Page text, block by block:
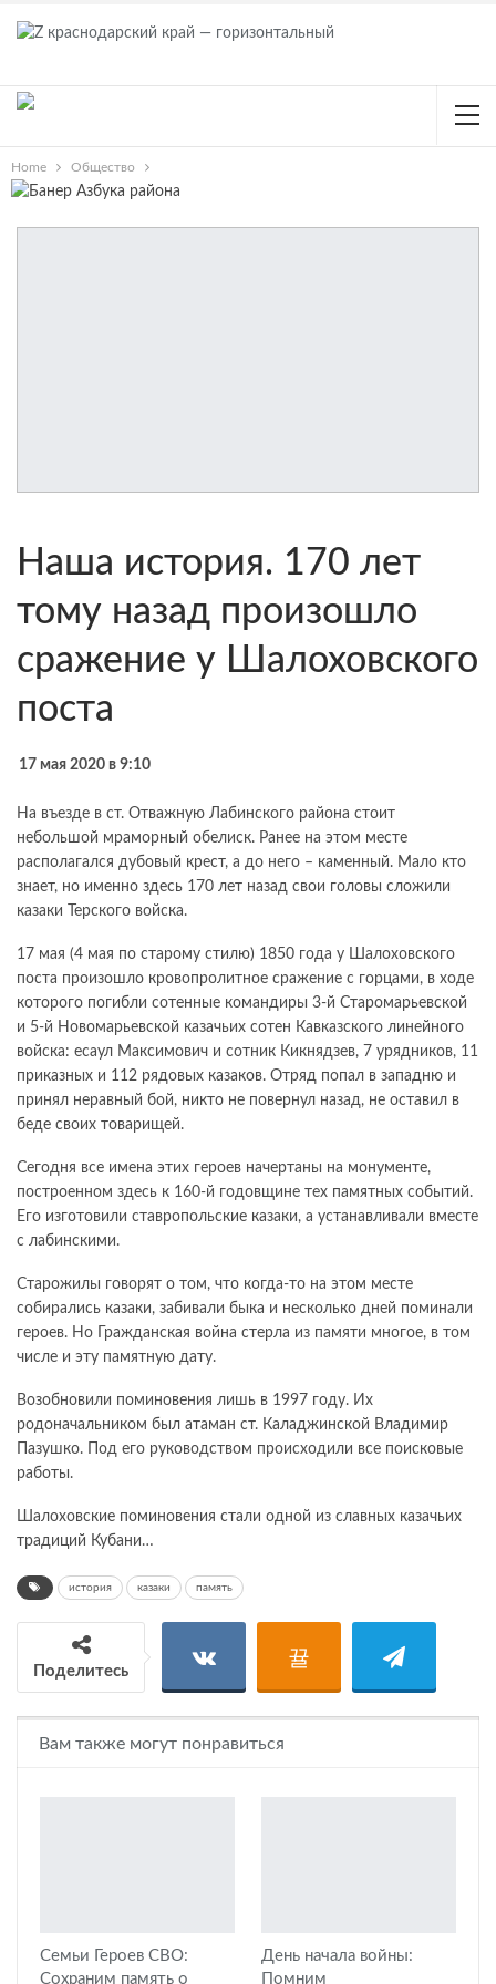
Home Общество
Наша история. 170 лет
тому назад произошло
сражение у Шалоховского
поста
17 мая 2020 в 9:10
На въезде в ст. Отважную Лабинского района стоит
небольшой мраморный обелиск. Ранее на этом месте
располагался дубовый крест, а до него – каменный. Мало кто
знает, но именно здесь 170 лет назад свои головы сложили
казаки Терского войска.
17 мая (4 мая по старому стилю) 1850 года у Шалоховского
поста произошло кровопролитное сражение с горцами, в ходе
которого погибли сотенные командиры 3-й Старомарьевской
и 5-й Новомарьевской казачьих сотен Кавказского линейного
войска: есаул Максимович и сотник Кикнядзев, 7 урядников, 11
приказных и 112 рядовых казаков. Отряд попал в западню и
принял неравный бой, никто не повернул назад, не оставил в
беде своих товарищей.
Сегодня все имена этих героев начертаны на монументе,
построенном здесь к 160-й годовщине тех памятных событий.
Его изготовили ставропольские казаки, а устанавливали вместе
с лабинскими.
Старожилы говорят о том, что когда-то на этом месте
собирались казаки, забивали быка и несколько дней поминали
героев. Но Гражданская война стерла из памяти многое, в том
числе и эту памятную дату.
Возобновили поминовения лишь в 1997 году. Их
родоначальником был атаман ст. Каладжинской Владимир
Пазушко. Под его руководством происходили все поисковые
работы.
Шалоховские поминовения стали одной из славных казачьих
традиций Кубани…
история казаки память
Поделитесь
Вам также могут понравиться
Семьи Героев СВО:
Сохраним память о
День начала войны:
Помним